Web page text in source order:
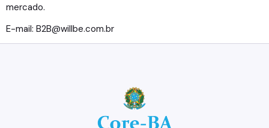
mercado.
E-mail: B2B@willbe.com.br